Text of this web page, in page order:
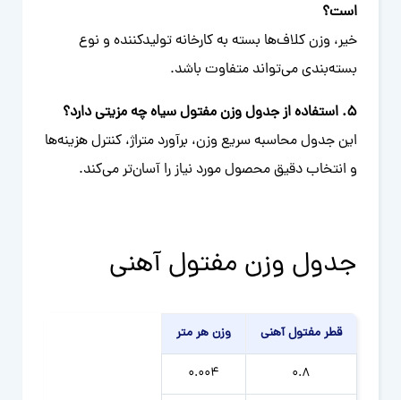
است؟
خیر، وزن کلاف‌ها بسته به کارخانه تولیدکننده و نوع
بسته‌بندی می‌تواند متفاوت باشد.
5. استفاده از جدول وزن مفتول سیاه چه مزیتی دارد؟
این جدول محاسبه سریع وزن، برآورد متراژ، کنترل هزینه‌ها
و انتخاب دقیق محصول مورد نیاز را آسان‌تر می‌کند.
جدول وزن مفتول آهنی
قطر مفتول آهنی وزن هر متر
0.8
0.004